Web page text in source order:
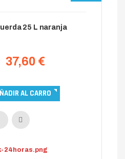
25 L naranja
37,60 €